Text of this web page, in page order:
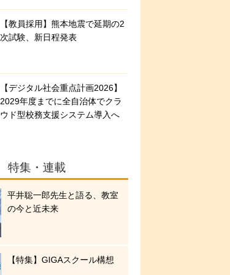
【教員採用】熊本地震で延期の2
次試験、新日程発表
【デジタル社会重点計画2026】
2029年度までに全自治体でクラ
ウド型校務支援システム導入へ
特集・連載
平井聡一郎先生と語る、教室
の今と近未来
【特集】GIGAスクール構想